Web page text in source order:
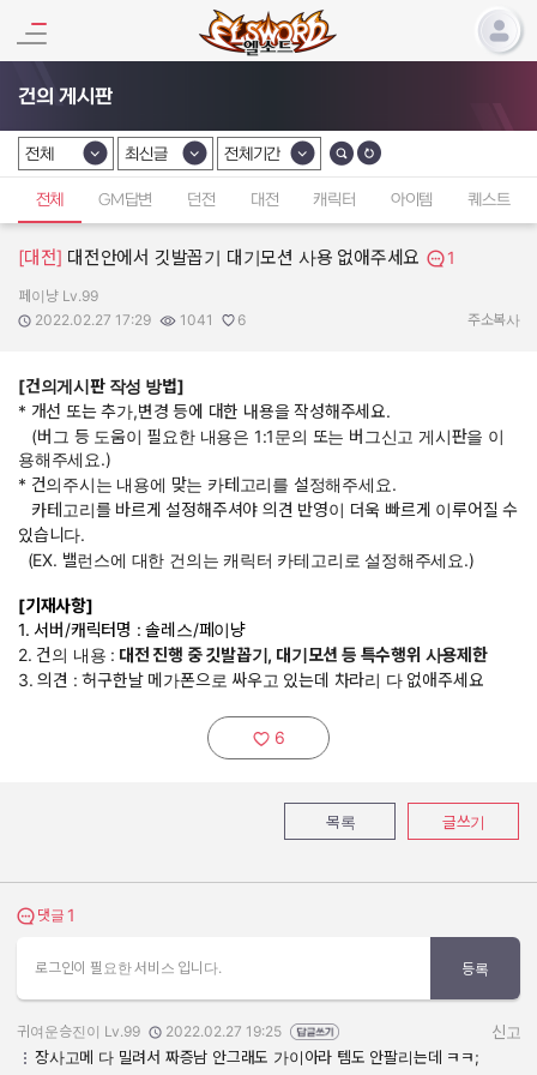
건의 게시판
카테고리 선택
전체
카테고리 선택
최신글
카테고리 선택
전체기간
전체 GM답변 던전 대전 캐릭터 아이템 퀘스트
[대전] 대전안에서 깃발꼽기 대기모션 사용 없애주세요 1
작성자:
페이냥 Lv.99
작성일:
2022.02.27 17:29
조회수:
1041
추천수:
6 주소복사
[건의게시판 작성 방법]
* 개선 또는 추가,변경 등에 대한 내용을 작성해주세요.
(버그 등 도움이 필요한 내용은 1:1문의 또는 버그신고 게시판을 이
용해주세요.)
* 건의주시는 내용에 맞는 카테고리를 설정해주세요.
카테고리를 바르게 설정해주셔야 의견 반영이 더욱 빠르게 이루어질 수
있습니다.
(EX. 밸런스에 대한 건의는 캐릭터 카테고리로 설정해주세요.)
[기재사항]
1. 서버/캐릭터명 : 솔레스/페이냥
2. 건의 내용 : 대전 진행 중 깃발꼽기, 대기모션 등 특수행위 사용제한
3. 의견 : 허구한날 메가폰으로 싸우고 있는데 차라리 다 없애주세요
추천하기:
6
목록 글쓰기
댓글 보기
댓글 1
로그인이 필요한 서비스 입니다. 등록
작성자:
귀여운승진이 Lv.99
작성일:
2022.02.27 19:25
신고
장사고메 다 밀려서 짜증남 안그래도 가이아라 템도 안팔리는데 ㅋㅋ;